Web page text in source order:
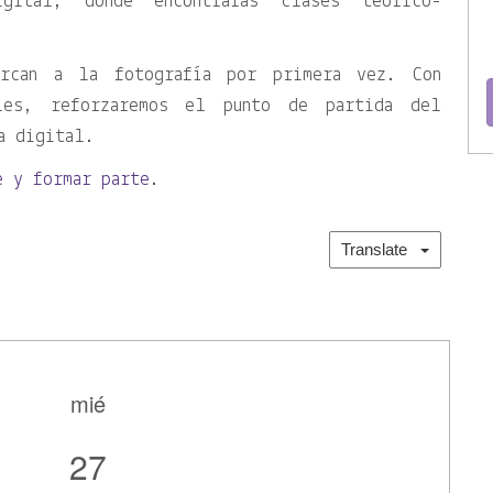
a la fotografía por primera vez. Con
reforzaremos el punto de partida del
digital.
y formar parte .
Translate
mié
27